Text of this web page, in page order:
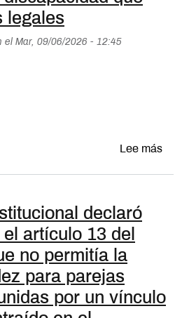
legales
el Mar, 09/06/2026 - 12:45
Lee más
declaró
artículo 13 del
no permitía la
para parejas
por un vínculo